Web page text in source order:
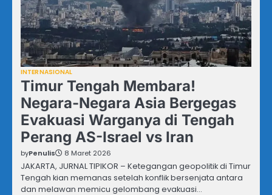
INTERNASIONAL
Timur Tengah Membara!
Negara-Negara Asia Bergegas
Evakuasi Warganya di Tengah
Perang AS-Israel vs Iran
byPenulis 8 Maret 2026
JAKARTA, JURNAL TIPIKOR – Ketegangan geopolitik di Timur
Tengah kian memanas setelah konflik bersenjata antara
dan melawan memicu gelombang evakuasi…